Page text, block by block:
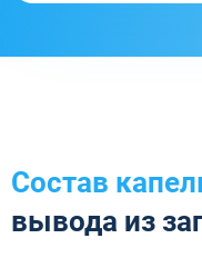
Состав
вывода из